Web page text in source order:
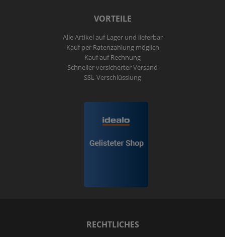
VORTEILE
Alle Artikel auf Lager und lieferbar
Kauf per Ratenzahlung möglich
Kauf auf Rechnung
Schneller versicherter Versand
SSL-Verschlüsslung
RECHTLICHES